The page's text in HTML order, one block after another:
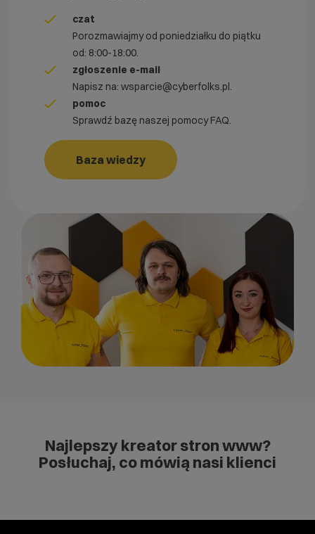
czat
Porozmawiajmy od poniedziałku do piątku
od: 8:00-18:00.
zgłoszenie e-mail
Napisz na: wsparcie@cyberfolks.pl.
pomoc
Sprawdź bazę naszej pomocy FAQ.
Baza wiedzy
Najlepszy kreator stron www?
Posłuchaj, co mówią nasi klienci